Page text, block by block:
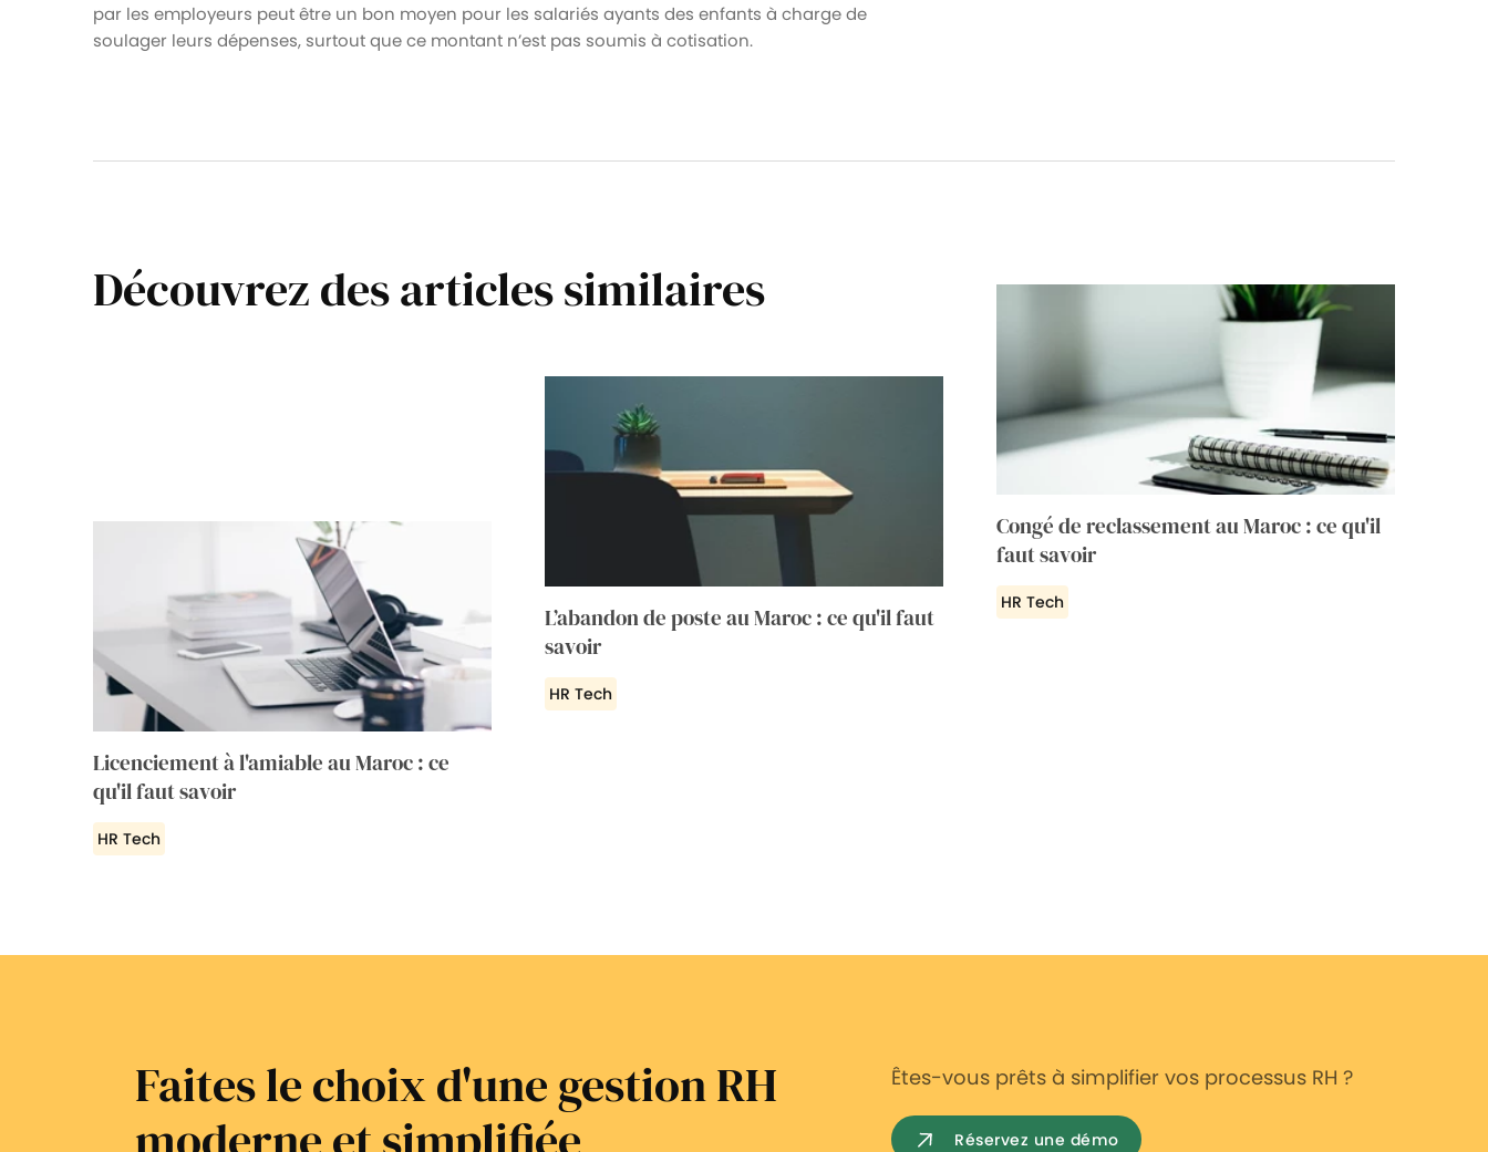
par les employeurs peut être un bon moyen pour les salariés ayants des enfants à charge de
soulager leurs dépenses, surtout que ce montant n’est pas soumis à cotisation.
Découvrez des articles similaires
Licenciement à l'amiable au Maroc : ce
qu'il faut savoir
HR Tech
L’abandon de poste au Maroc : ce qu'il faut
savoir
HR Tech
Congé de reclassement au Maroc : ce qu'il
faut savoir
HR Tech
Faites le choix d'une gestion RH
Êtes-vous prêts à simplifier vos processus RH ?
Réservez une démo